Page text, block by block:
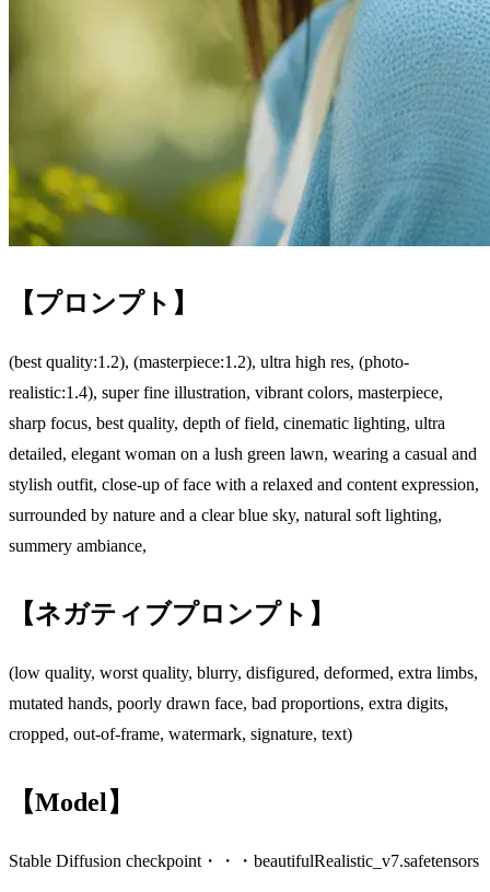
【プロンプト】
(best quality:1.2), (masterpiece:1.2), ultra high res, (photo-
realistic:1.4), super fine illustration, vibrant colors, masterpiece,
sharp focus, best quality, depth of field, cinematic lighting, ultra
detailed, elegant woman on a lush green lawn, wearing a casual and
stylish outfit, close-up of face with a relaxed and content expression,
surrounded by nature and a clear blue sky, natural soft lighting,
summery ambiance,
【ネガティブプロンプト】
(low quality, worst quality, blurry, disfigured, deformed, extra limbs,
mutated hands, poorly drawn face, bad proportions, extra digits,
cropped, out-of-frame, watermark, signature, text)
【Model】
Stable Diffusion checkpoint・・・beautifulRealistic_v7.safetensors